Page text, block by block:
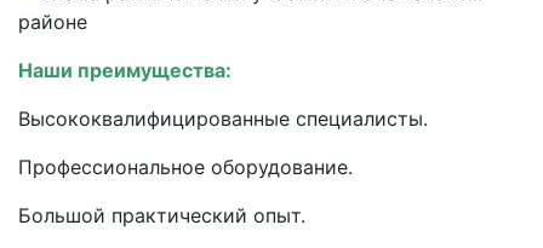
Наши преимущества:
Высококвалифицированные специалисты.
Профессиональное оборудование.
Большой практический опыт.